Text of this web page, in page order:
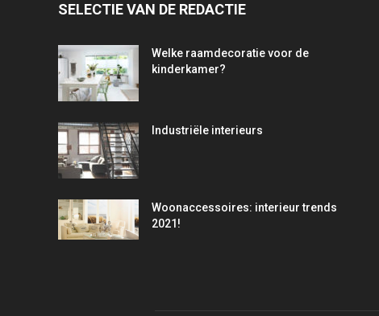
SELECTIE VAN DE REDACTIE
Welke raamdecoratie voor de
kinderkamer?
Industriële interieurs
Woonaccessoires: interieur trends
2021!